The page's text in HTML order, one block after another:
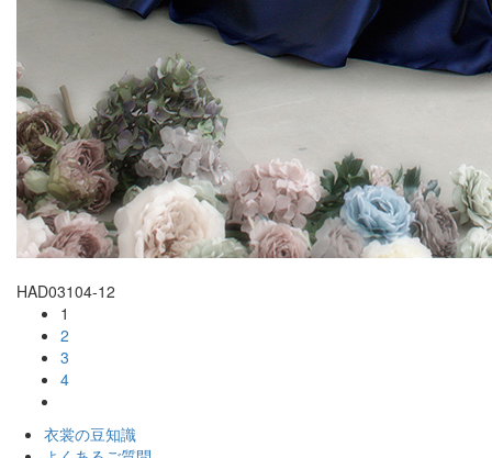
HAD03104-12
1
2
3
4
衣裳の豆知識